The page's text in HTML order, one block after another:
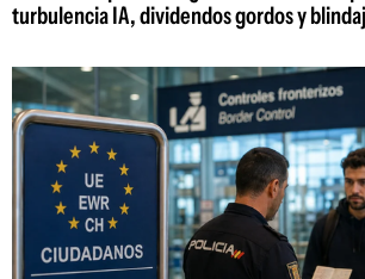
turbulencia IA, dividendos gordos y